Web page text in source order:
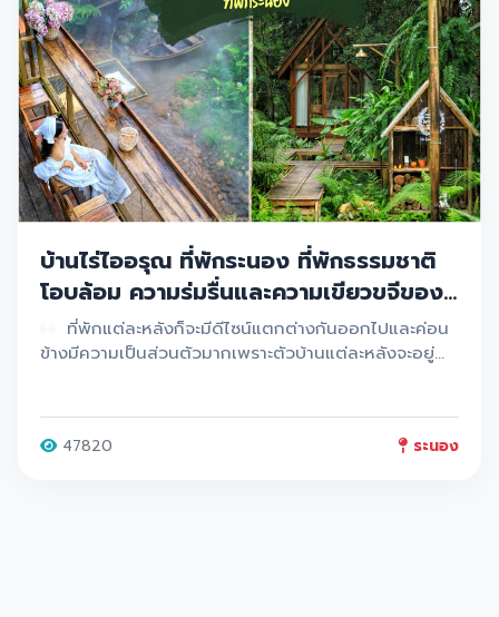
บ้านไร่ไออรุณ ที่พักระนอง ที่พักธรรมชาติ
โอบล้อม ความร่มรื่นและความเขียวขจีของ
ใบไม้ อากาศที่สดชื่นบริสุทธิ์ มันดีต่อใจจริงๆ
ที่พักแต่ละหลังก็จะมีดีไซน์แตกต่างกันออกไปและค่อน
ข้างมีความเป็นส่วนตัวมากเพราะตัวบ้านแต่ละหลังจะอยู่
47820 ระนอง